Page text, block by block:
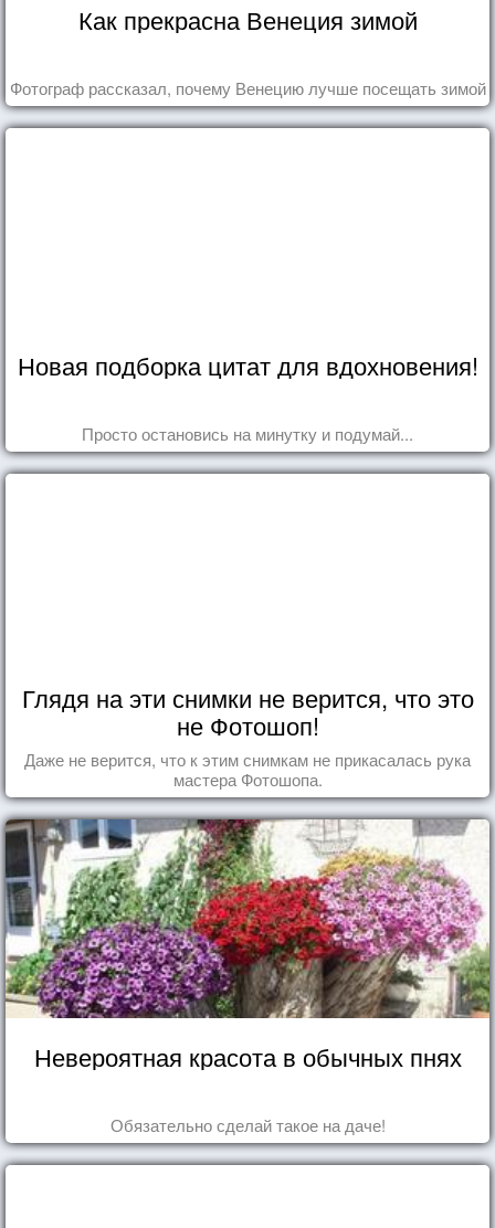
Как прекрасна Венеция зимой
Фотограф рассказал, почему Венецию лучше посещать зимой
Новая подборка цитат для вдохновения!
Просто остановись на минутку и подумай...
Глядя на эти снимки не верится, что это
не Фотошоп!
Даже не верится, что к этим снимкам не прикасалась рука
мастера Фотошопа.
Невероятная красота в обычных пнях
Обязательно сделай такое на даче!